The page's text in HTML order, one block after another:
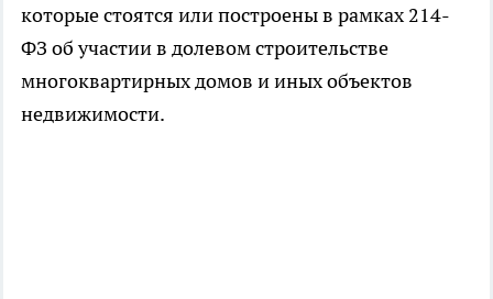
которые стоятся или построены в рамках 214-
ФЗ об участии в долевом строительстве
многоквартирных домов и иных объектов
недвижимости.